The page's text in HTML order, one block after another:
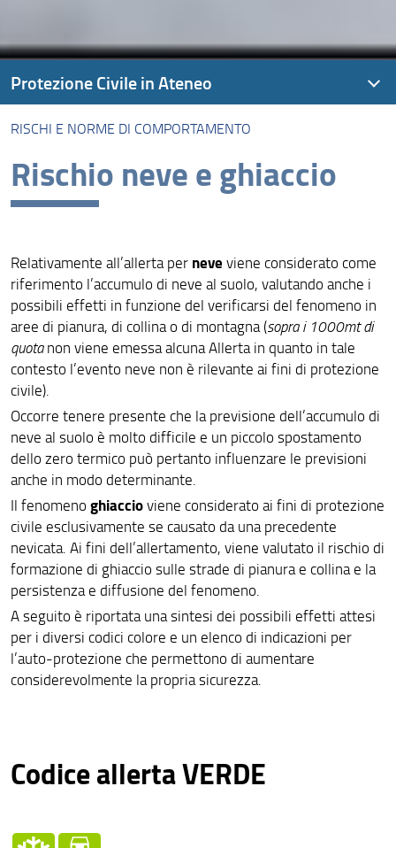
RISCHI E NORME DI COMPORTAMENTO
Rischio neve e ghiaccio
Relativamente all’allerta per neve viene considerato come
riferimento l’accumulo di neve al suolo, valutando anche i
possibili effetti in funzione del verificarsi del fenomeno in
aree di pianura, di collina o di montagna (sopra i 1000mt di
quotanon viene emessa alcuna Allerta in quanto in tale
contesto l’evento neve non è rilevante ai fini di protezione
civile).
Occorre tenere presente che la previsione dell’accumulo di
neve al suolo è molto difficile e un piccolo spostamento
dello zero termico può pertanto influenzare le previsioni
anche in modo determinante.
Il fenomeno ghiaccioviene considerato ai fini di protezione
civile esclusivamente se causato da una precedente
nevicata. Ai fini dell’allertamento, viene valutato il rischio di
formazione di ghiaccio sulle strade di pianura e collina e la
persistenza e diffusione del fenomeno.
A seguito è riportata una sintesi dei possibili effetti attesi
per i diversi codici colore e un elenco di indicazioni per
l’auto-protezione che permettono di aumentare
considerevolmente la propria sicurezza.
Codice allerta VERDE
Protezione Civile in Ateneo
Presentazione
Pianificazione di protezione civile a livello di Ateneo
Sistema di allertamento meteo
Mappa